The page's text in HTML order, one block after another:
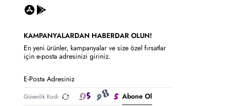
KAMPANYALARDAN HABERDAR OLUN!
En yeni ürünler, kampanyalar ve size özel fırsatlar
için e-posta adresinizi giriniz.
Abone Ol